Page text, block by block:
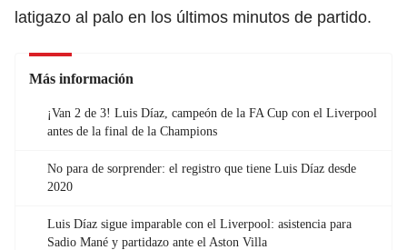
latigazo al palo en los últimos minutos de partido.
Más información
¡Van 2 de 3! Luis Díaz, campeón de la FA Cup con el Liverpool
antes de la final de la Champions
No para de sorprender: el registro que tiene Luis Díaz desde
2020
Luis Díaz sigue imparable con el Liverpool: asistencia para
Sadio Mané y partidazo ante el Aston Villa